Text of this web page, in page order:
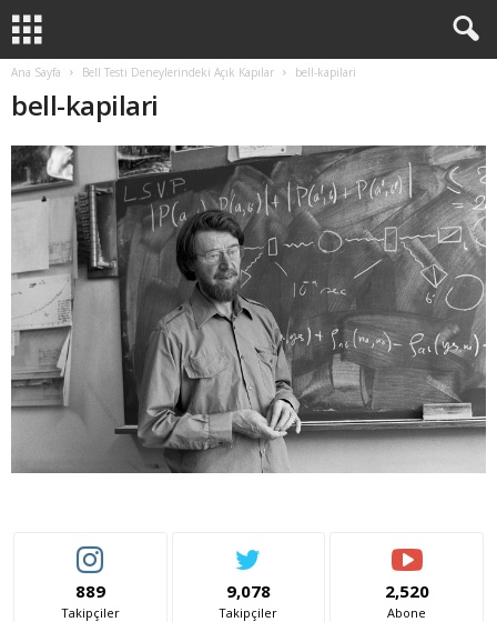
Ana Sayfa Bell Testi Deneylerindeki Açık Kapılar bell-kapilari
bell-kapilari
889
Takipçiler
9,078
Takipçiler
2,520
Abone